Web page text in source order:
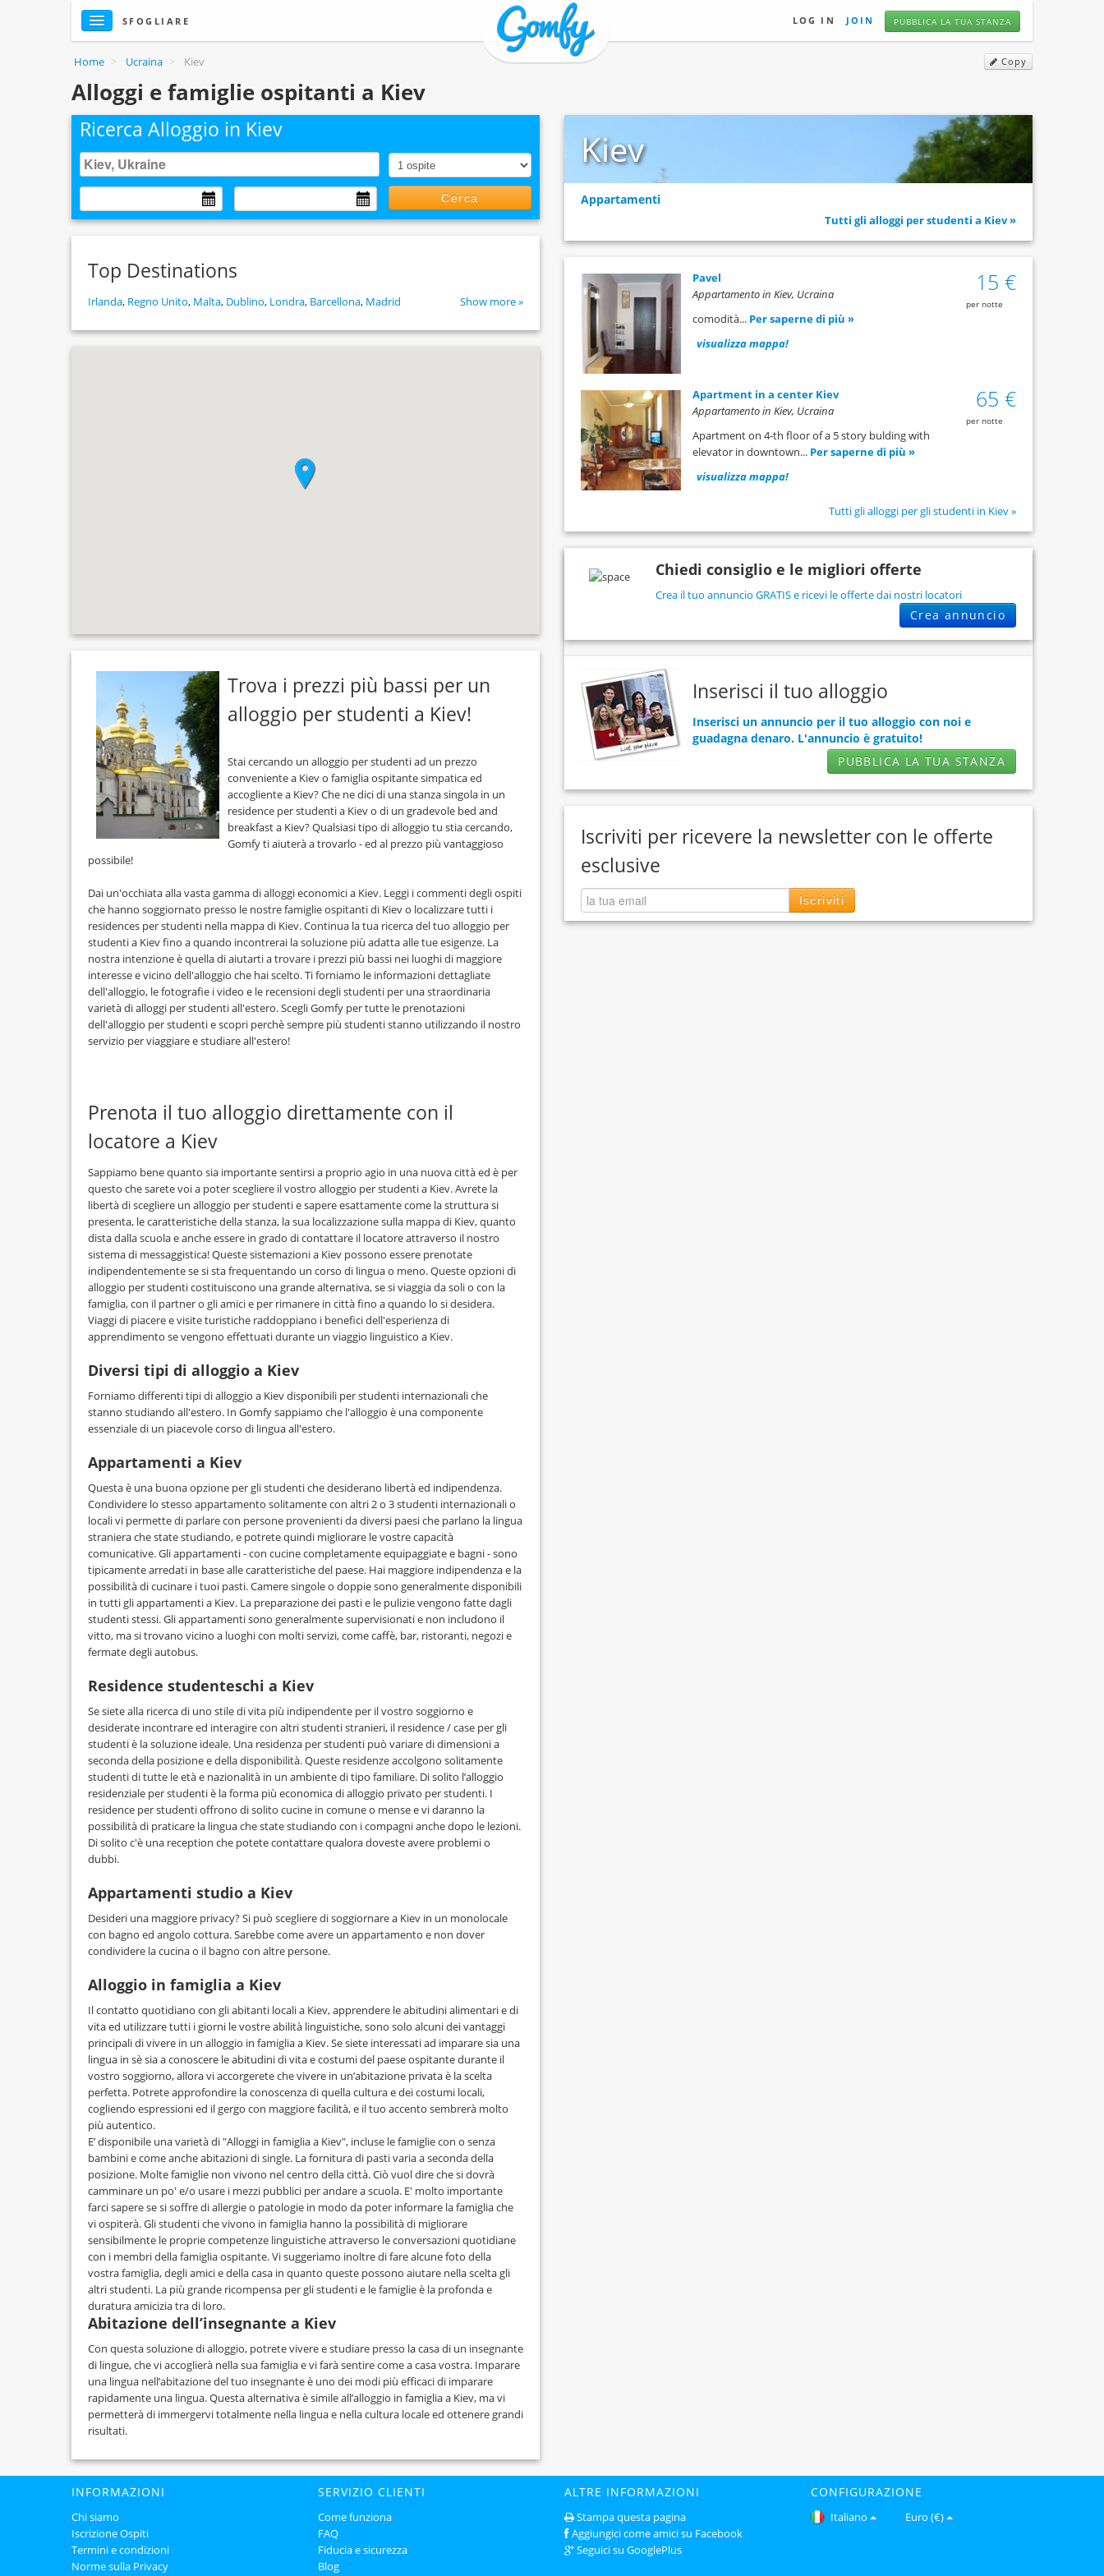
SFOGLIARE LOG IN JOIN PUBBLICA LA TUA STANZA
Copy
Home > Ucraina > Kiev
Alloggi e famiglie ospitanti a Kiev
Ricerca Alloggio in Kiev
Cerca
Top Destinations
Irlanda, Regno Unito, Malta, Dublino, Londra, Barcellona, Madrid Show more »
Trova i prezzi più bassi per un
alloggio per studenti a Kiev!
Stai cercando un alloggio per studenti ad un prezzo
conveniente a Kiev o famiglia ospitante simpatica ed
accogliente a Kiev? Che ne dici di una stanza singola in un
residence per studenti a Kiev o di un gradevole bed and
breakfast a Kiev? Qualsiasi tipo di alloggio tu stia cercando,
Gomfy ti aiuterà a trovarlo - ed al prezzo più vantaggioso
possibile!
Dai un'occhiata alla vasta gamma di alloggi economici a Kiev. Leggi i commenti degli ospiti
che hanno soggiornato presso le nostre famiglie ospitanti di Kiev o localizzare tutti i
residences per studenti nella mappa di Kiev. Continua la tua ricerca del tuo alloggio per
studenti a Kiev fino a quando incontrerai la soluzione più adatta alle tue esigenze. La
nostra intenzione è quella di aiutarti a trovare i prezzi più bassi nei luoghi di maggiore
interesse e vicino dell'alloggio che hai scelto. Ti forniamo le informazioni dettagliate
dell'alloggio, le fotografie i video e le recensioni degli studenti per una straordinaria
varietà di alloggi per studenti all'estero. Scegli Gomfy per tutte le prenotazioni
dell'alloggio per studenti e scopri perchè sempre più studenti stanno utilizzando il nostro
servizio per viaggiare e studiare all'estero!
Prenota il tuo alloggio direttamente con il
locatore a Kiev
Sappiamo bene quanto sia importante sentirsi a proprio agio in una nuova città ed è per
questo che sarete voi a poter scegliere il vostro alloggio per studenti a Kiev. Avrete la
libertà di scegliere un alloggio per studenti e sapere esattamente come la struttura si
presenta, le caratteristiche della stanza, la sua localizzazione sulla mappa di Kiev, quanto
dista dalla scuola e anche essere in grado di contattare il locatore attraverso il nostro
sistema di messaggistica! Queste sistemazioni a Kiev possono essere prenotate
indipendentemente se si sta frequentando un corso di lingua o meno. Queste opzioni di
alloggio per studenti costituiscono una grande alternativa, se si viaggia da soli o con la
famiglia, con il partner o gli amici e per rimanere in città fino a quando lo si desidera.
Viaggi di piacere e visite turistiche raddoppiano i benefici dell'esperienza di
apprendimento se vengono effettuati durante un viaggio linguistico a Kiev.
Diversi tipi di alloggio a Kiev
Forniamo differenti tipi di alloggio a Kiev disponibili per studenti internazionali che
stanno studiando all'estero. In Gomfy sappiamo che l'alloggio è una componente
essenziale di un piacevole corso di lingua all'estero.
Appartamenti a Kiev
Questa è una buona opzione per gli studenti che desiderano libertà ed indipendenza.
Condividere lo stesso appartamento solitamente con altri 2 o 3 studenti internazionali o
locali vi permette di parlare con persone provenienti da diversi paesi che parlano la lingua
straniera che state studiando, e potrete quindi migliorare le vostre capacità
comunicative. Gli appartamenti - con cucine completamente equipaggiate e bagni - sono
tipicamente arredati in base alle caratteristiche del paese. Hai maggiore indipendenza e la
possibilità di cucinare i tuoi pasti. Camere singole o doppie sono generalmente disponibili
in tutti gli appartamenti a Kiev. La preparazione dei pasti e le pulizie vengono fatte dagli
studenti stessi. Gli appartamenti sono generalmente supervisionati e non includono il
vitto, ma si trovano vicino a luoghi con molti servizi, come caffè, bar, ristoranti, negozi e
fermate degli autobus.
Residence studenteschi a Kiev
Se siete alla ricerca di uno stile di vita più indipendente per il vostro soggiorno e
desiderate incontrare ed interagire con altri studenti stranieri, il residence / case per gli
studenti è la soluzione ideale. Una residenza per studenti può variare di dimensioni a
seconda della posizione e della disponibilità. Queste residenze accolgono solitamente
studenti di tutte le età e nazionalità in un ambiente di tipo familiare. Di solito l’alloggio
residenziale per studenti è la forma più economica di alloggio privato per studenti. I
residence per studenti offrono di solito cucine in comune o mense e vi daranno la
possibilità di praticare la lingua che state studiando con i compagni anche dopo le lezioni.
Di solito c'è una reception che potete contattare qualora doveste avere problemi o
dubbi.
Appartamenti studio a Kiev
Desideri una maggiore privacy? Si può scegliere di soggiornare a Kiev in un monolocale
con bagno ed angolo cottura. Sarebbe come avere un appartamento e non dover
condividere la cucina o il bagno con altre persone.
Alloggio in famiglia a Kiev
Il contatto quotidiano con gli abitanti locali a Kiev, apprendere le abitudini alimentari e di
vita ed utilizzare tutti i giorni le vostre abilità linguistiche, sono solo alcuni dei vantaggi
principali di vivere in un alloggio in famiglia a Kiev. Se siete interessati ad imparare sia una
lingua in sè sia a conoscere le abitudini di vita e costumi del paese ospitante durante il
vostro soggiorno, allora vi accorgerete che vivere in un’abitazione privata è la scelta
perfetta. Potrete approfondire la conoscenza di quella cultura e dei costumi locali,
cogliendo espressioni ed il gergo con maggiore facilità, e il tuo accento sembrerà molto
più autentico.
E’ disponibile una varietà di "Alloggi in famiglia a Kiev", incluse le famiglie con o senza
bambini e come anche abitazioni di single. La fornitura di pasti varia a seconda della
posizione. Molte famiglie non vivono nel centro della città. Ciò vuol dire che si dovrà
camminare un po' e/o usare i mezzi pubblici per andare a scuola. E' molto importante
farci sapere se si soffre di allergie o patologie in modo da poter informare la famiglia che
vi ospiterà. Gli studenti che vivono in famiglia hanno la possibilità di migliorare
sensibilmente le proprie competenze linguistiche attraverso le conversazioni quotidiane
con i membri della famiglia ospitante. Vi suggeriamo inoltre di fare alcune foto della
vostra famiglia, degli amici e della casa in quanto queste possono aiutare nella scelta gli
altri studenti. La più grande ricompensa per gli studenti e le famiglie è la profonda e
duratura amicizia tra di loro.
Abitazione dell’insegnante a Kiev
Con questa soluzione di alloggio, potrete vivere e studiare presso la casa di un insegnante
di lingue, che vi accoglierà nella sua famiglia e vi farà sentire come a casa vostra. Imparare
una lingua nell’abitazione del tuo insegnante è uno dei modi più efficaci di imparare
rapidamente una lingua. Questa alternativa è simile all’alloggio in famiglia a Kiev, ma vi
permetterà di immergervi totalmente nella lingua e nella cultura locale ed ottenere grandi
risultati.
Kiev
Appartamenti
Tutti gli alloggi per studenti a Kiev »
Pavel
Appartamento in Kiev, Ucraina
comodità... Per saperne di più »
visualizza mappa!
15 €
per notte
Apartment in a center Kiev
Appartamento in Kiev, Ucraina
Apartment on 4-th floor of a 5 story bulding with
elevator in downtown... Per saperne di più »
visualizza mappa!
65 €
per notte
Tutti gli alloggi per gli studenti in Kiev »
Chiedi consiglio e le migliori offerte
Crea il tuo annuncio GRATIS e ricevi le offerte dai nostri locatori
Crea annuncio
Inserisci il tuo alloggio
Inserisci un annuncio per il tuo alloggio con noi e
guadagna denaro. L'annuncio è gratuito!
PUBBLICA LA TUA STANZA
Iscriviti per ricevere la newsletter con le offerte
esclusive
Iscriviti
INFORMAZIONI
Chi siamo
Iscrizione Ospiti
Termini e condizioni
Norme sulla Privacy
SERVIZIO CLIENTI
Come funziona
FAQ
Fiducia e sicurezza
Blog
ALTRE INFORMAZIONI
Stampa questa pagina
Aggiungici come amici su Facebook
Seguici su GooglePlus
CONFIGURAZIONE
Italiano Euro (€)